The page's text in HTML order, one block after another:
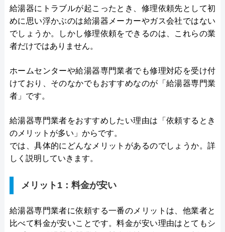
給湯器にトラブルが起こったとき、修理依頼先として初
めに思い浮かぶのは給湯器メーカーやガス会社ではない
でしょうか。しかし修理依頼をできるのは、これらの業
者だけではありません。
ホームセンターや給湯器専門業者でも修理対応を受け付
けており、そのなかでもおすすめなのが「給湯器専門業
者」です。
給湯器専門業者をおすすめしたい理由は「依頼するとき
のメリットが多い」からです。
では、具体的にどんなメリットがあるのでしょうか。詳
しく説明していきます。
メリット1：料金が安い
給湯器専門業者に依頼する一番のメリットは、他業者と
比べて料金が安いことです。料金が安い理由はとてもシ